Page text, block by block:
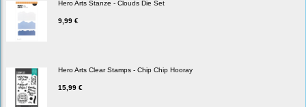
Hero Arts Stanze - Clouds Die Set
9,99 €
Hero Arts Clear Stamps - Chip Chip Hooray
15,99 €